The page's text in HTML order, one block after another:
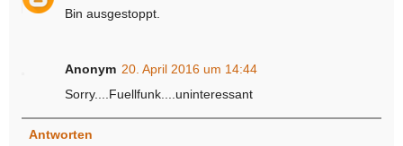
Bin ausgestoppt.
Anonym 20. April 2016 um 14:44
Sorry....Fuellfunk....uninteressant
Antworten